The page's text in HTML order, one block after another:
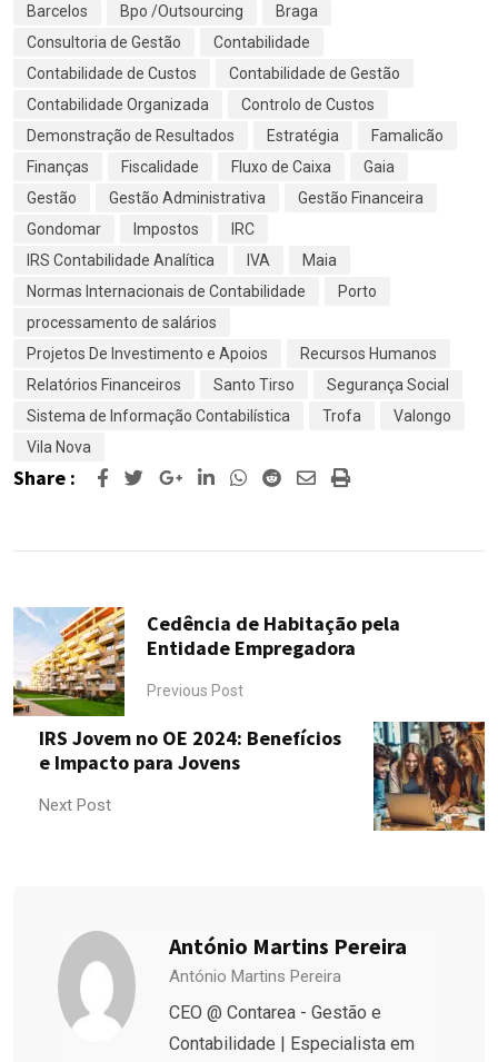
Barcelos
Bpo /Outsourcing
Braga
Consultoria de Gestão
Contabilidade
Contabilidade de Custos
Contabilidade de Gestão
Contabilidade Organizada
Controlo de Custos
Demonstração de Resultados
Estratégia
Famalicão
Finanças
Fiscalidade Fluxo de Caixa
Gaia
Gestão
Gestão Administrativa
Gestão Financeira
Gondomar
Impostos
IRC
IRS Contabilidade Analítica
IVA
Maia
Normas Internacionais de Contabilidade
Porto
processamento de salários
Projetos De Investimento e Apoios
Recursos Humanos
Relatórios Financeiros
Santo Tirso
Segurança Social
Sistema de Informação Contabilística
Trofa
Valongo
Vila Nova
Share : Google+LinkedInWhatsapp
RedditSharePrint
Cedência de Habitação pela
Entidade Empregadora
Previous Post
IRS Jovem no OE 2024: Benefícios
e Impacto para Jovens
Next Post
António Martins Pereira
António Martins Pereira
CEO @ Contarea - Gestão e
Contabilidade | Especialista em